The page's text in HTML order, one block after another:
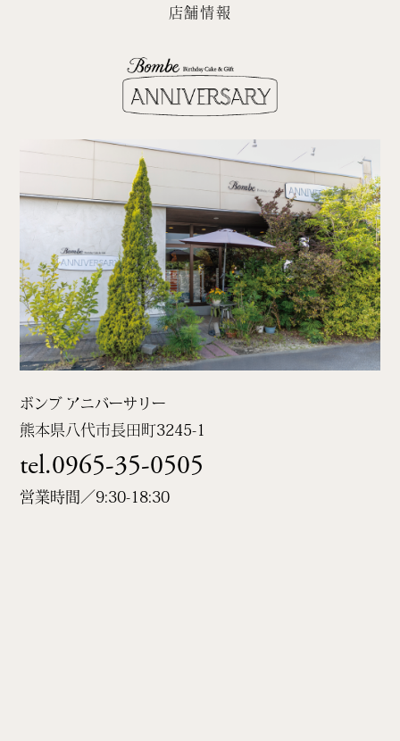
店舗情報
ボンブ アニバーサリー
熊本県八代市長田町3245-1
tel.0965-35-0505
営業時間／9:30-18:30